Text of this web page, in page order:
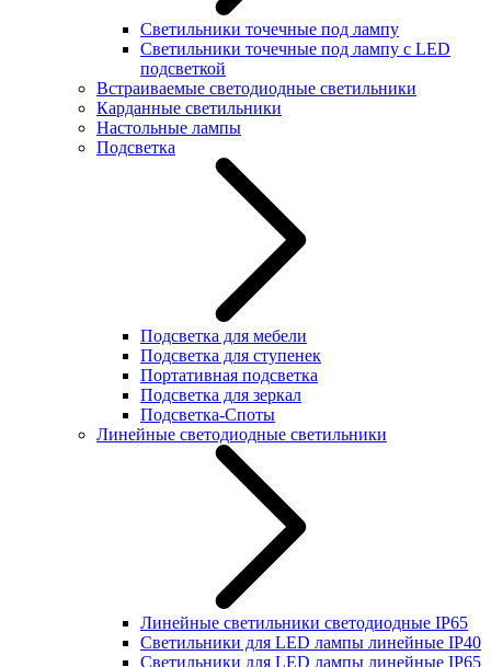
Светильники точечные под лампу
Светильники точечные под лампу с LED
подсветкой
Встраиваемые светодиодные светильники
Карданные светильники
Настольные лампы
Подсветка
Подсветка для мебели
Подсветка для ступенек
Портативная подсветка
Подсветка для зеркал
Подсветка-Споты
Линейные светодиодные светильники
Линейные светильники светодиодные IP65
Светильники для LED лампы линейные IP40
Светильники для LED лампы линейные IP65